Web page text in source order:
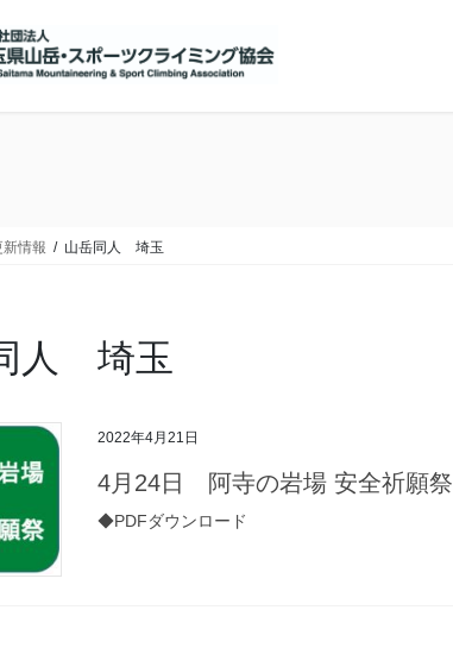
新情報 山岳同人 埼玉
人 埼玉
2022年4月21日
4月24日 阿寺の岩場 安全祈願祭
◆PDFダウンロード